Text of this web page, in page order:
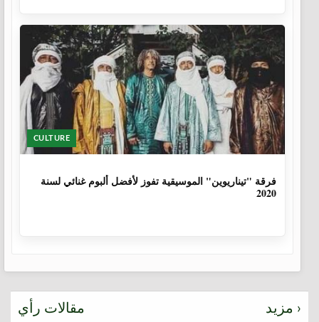
CULTURE
فرقة "تيناريوين" الموسيقية تفوز لأفضل ألبوم غنائي لسنة
2020
مقالات رأي مزيد ›